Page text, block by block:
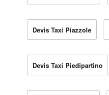
Devis Taxi Piazzole
Devis Taxi Piedipartino